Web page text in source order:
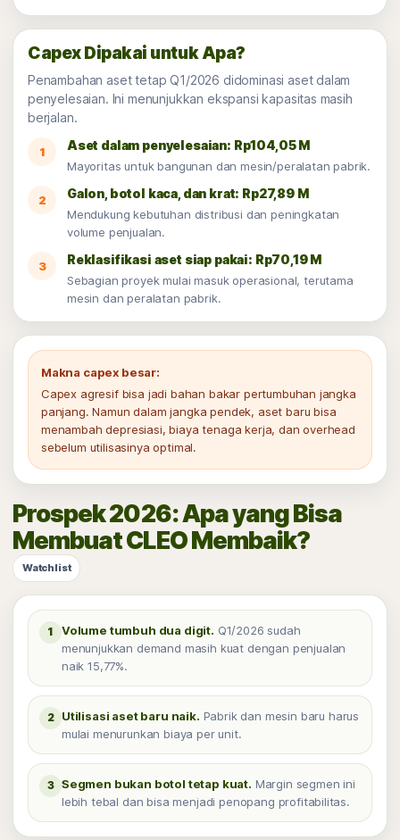
Capex Dipakai untuk Apa?
Penambahan aset tetap Q1/2026 didominasi aset dalam
penyelesaian. Ini menunjukkan ekspansi kapasitas masih
berjalan.
1 Aset dalam penyelesaian: Rp104,05 M
Mayoritas untuk bangunan dan mesin/peralatan pabrik.
2 Galon, botol kaca, dan krat: Rp27,89 M
Mendukung kebutuhan distribusi dan peningkatan
volume penjualan.
3 Reklasifikasi aset siap pakai: Rp70,19 M
Sebagian proyek mulai masuk operasional, terutama
mesin dan peralatan pabrik.
Makna capex besar:
Capex agresif bisa jadi bahan bakar pertumbuhan jangka
panjang. Namun dalam jangka pendek, aset baru bisa
menambah depresiasi, biaya tenaga kerja, dan overhead
sebelum utilisasinya optimal.
Prospek 2026: Apa yang Bisa
Membuat CLEO Membaik?
Watchlist
1 Volume tumbuh dua digit. Q1/2026 sudah
menunjukkan demand masih kuat dengan penjualan
naik 15,77%.
2 Utilisasi aset baru naik. Pabrik dan mesin baru harus
mulai menurunkan biaya per unit.
3 Segmen bukan botol tetap kuat. Margin segmen ini
lebih tebal dan bisa menjadi penopang profitabilitas.